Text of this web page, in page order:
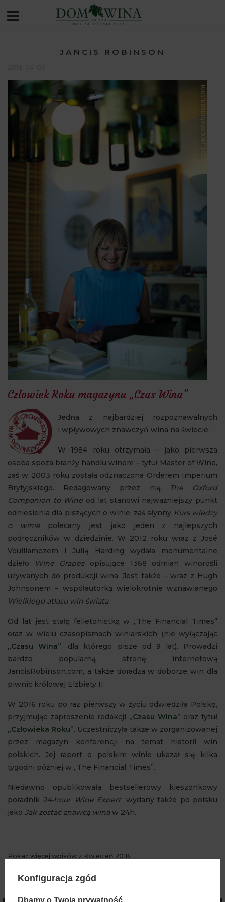
JANCIS ROBINSON
Człowiek Roku magazynu „Czas Wina”
Jedna z najbardziej rozpoznawalnych
i wpływowych znawczyń wina na świecie.
W 1984 roku otrzymała – jako pierwsza
osoba spoza branży handlu winem – tytuł Master of Wine,
zaś w 2003 roku została odznaczona Orderem Imperium
Brytyjskiego. Redagowany przez nią
The Oxford
Companion to Wine od lat stanowi najważniejszy punkt
odniesienia dla piszących o winie, zaś słynny Kurs wiedzy
o winiepolecany jest jako jeden z najlepszych
podręczników w dziedzinie. W 2012 roku wraz z José
Vouillamozem i Julią Harding wydała monumentalne
dzieło
Wine Grapesopisujące 1368 odmian winorośli
używanych do produkcji wina. Jest także – wraz z Hugh
Johnsonem – współautorką wielokrotnie wznawianego
Wielkiego atlasu win świata.
Od lat jest stałą felietonistką w „The Financial Times”
oraz w wielu czasopismach winiarskich (nie wyłączając
„Czasu Wina”, dla którego pisze od 9 lat). Prowadzi
bardzo popularną stronę internetową
JancisRobinson.com, a także doradza w doborze win dla
piwnic królowej Elżbiety II.
W 2016 roku po raz pierwszy w życiu odwiedziła Polskę,
przyjmując zaproszenie redakcji „Czasu Wina” oraz tytuł
„Człowieka Roku”. Uczestniczyła także w zorganizowanej
przez magazyn konferencji na temat historii win
polskich. Jej raport o polskim winie ukazał się kilka
tygodni później w „The Financial Times”.
Niedawno opublikowała bestsellerowy kieszonkowy
poradnik 24-hour Wine Expert, wydany także po polsku
jako Jak zostać znawcą wina w 24h.
Pokaż więcej wpisów z Kwiecień 2018
Konfiguracja zgód